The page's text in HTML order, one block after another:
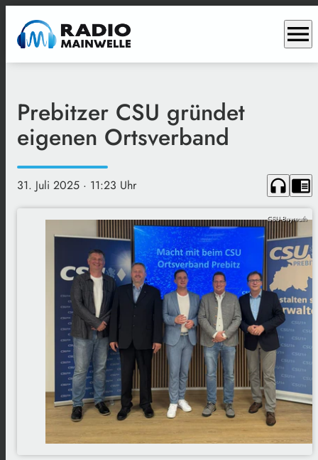
menu
Prebitzer CSU gründet
eigenen Ortsverband
31. Juli 2025 · 11:23 Uhr headphones chrome_reader_mode
CSU Bayreuth